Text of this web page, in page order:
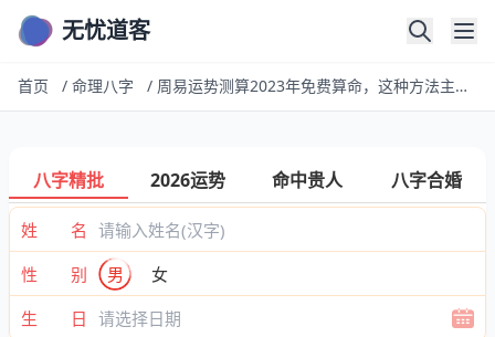
无忧道客
首页 / 命理八字 / 周易运势测算2023年免费算命，这种方法主要通过大量调查和数据分析
八字精批 2026运势 命中贵人 八字合婚
姓 名
性 别
男
女
生 日